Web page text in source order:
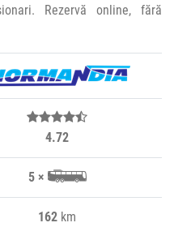
Rezervă online, fără
4.72
5 ×
162 km